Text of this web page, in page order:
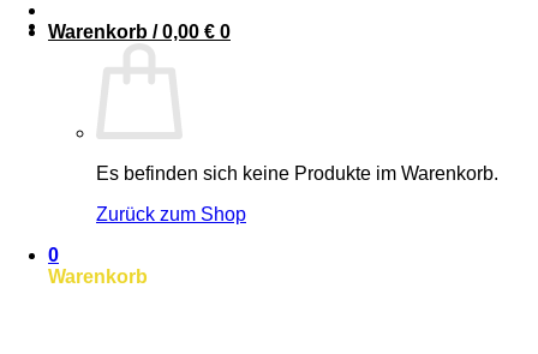
Warenkorb /0,00 € 0
Es befinden sich keine Produkte im Warenkorb.
Zurück zum Shop
0
Warenkorb